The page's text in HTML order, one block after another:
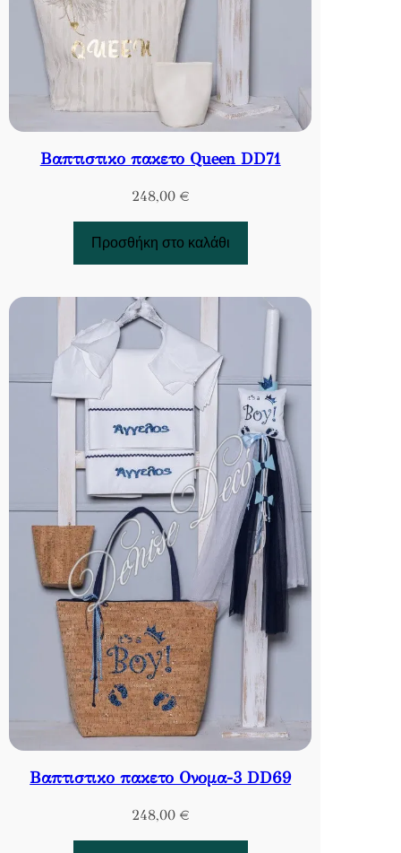
Βαπτιστικο πακετο Queen DD71
248,00 €
Προσθήκη στο καλάθι
Βαπτιστικο πακετο Ονομα-3 DD69
248,00 €